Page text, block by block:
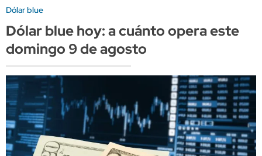
Dólar blue
Dólar blue hoy: a cuánto opera este
domingo 9 de agosto